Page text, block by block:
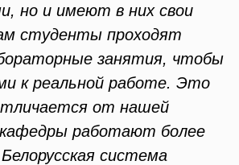
но и имеют в них свои
студенты проходят
занятия, чтобы
к реальной работе. Это
от нашей
работают более
система